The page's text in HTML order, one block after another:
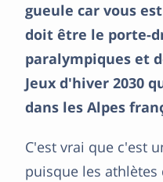
gueule car vous
doit être le porte-
paralympiques et
Jeux d'hiver 2030
dans les Alpes
C'est vrai que c'est
puisque les athlètes